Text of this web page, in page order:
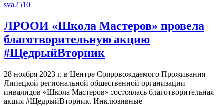
sva2510
ЛРООИ «Школа Мастеров» провела
благотворительную акцию
#ЩедрыйВторник
28 ноября 2023 г. в Центре Сопровождаемого Проживания
Липецкой региональной общественной организации
инвалидов «Школа Мастеров» состоялась благотворительная
акция #ЩедрыйВторник. Инклюзивные